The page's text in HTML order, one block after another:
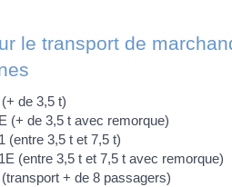
le transport de
de 3,5 t)
(+ de 3,5 t avec remorque)
(entre 3,5 t et 7,5 t)
(entre 3,5 t et 7,5 t avec remorque)
+ de 8 passagers)